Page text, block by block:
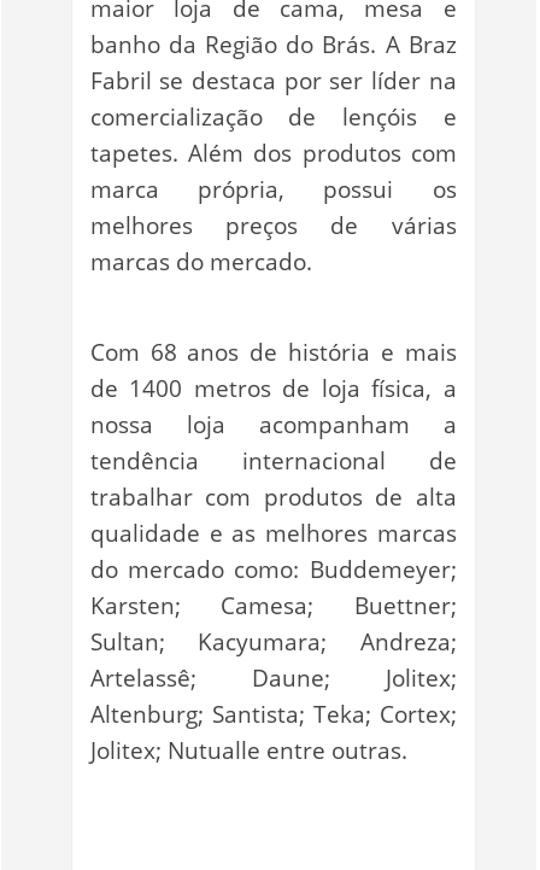
maior loja de cama, mesa e
banho da Região do Brás. A Braz
Fabril se destaca por ser líder na
comercialização de lençóis e
tapetes. Além dos produtos com
marca própria, possui os
melhores preços de várias
marcas do mercado.
Com 68 anos de história e mais
de 1400 metros de loja física, a
nossa loja acompanham a
tendência internacional de
trabalhar com produtos de alta
qualidade e as melhores marcas
do mercado como: Buddemeyer;
Karsten; Camesa; Buettner;
Sultan; Kacyumara; Andreza;
Artelassê; Daune; Jolitex;
Altenburg; Santista; Teka; Cortex;
Jolitex; Nutualle entre outras.